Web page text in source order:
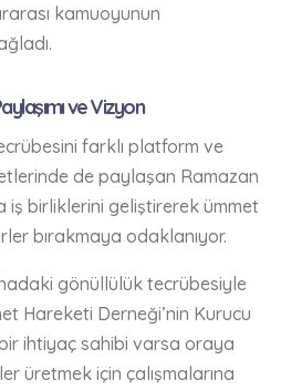
kamuoyunun
ve Vizyon
farklı platform ve
de paylaşan Ramazan
iş birliklerini geliştirerek ümmet
bırakmaya odaklanıyor.
gönüllülük tecrübesiyle
Hareketi Derneği’nin Kurucu
ihtiyaç sahibi varsa oraya
üretmek için çalışmalarına